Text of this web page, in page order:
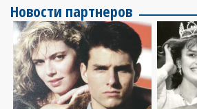
Новости партнеров